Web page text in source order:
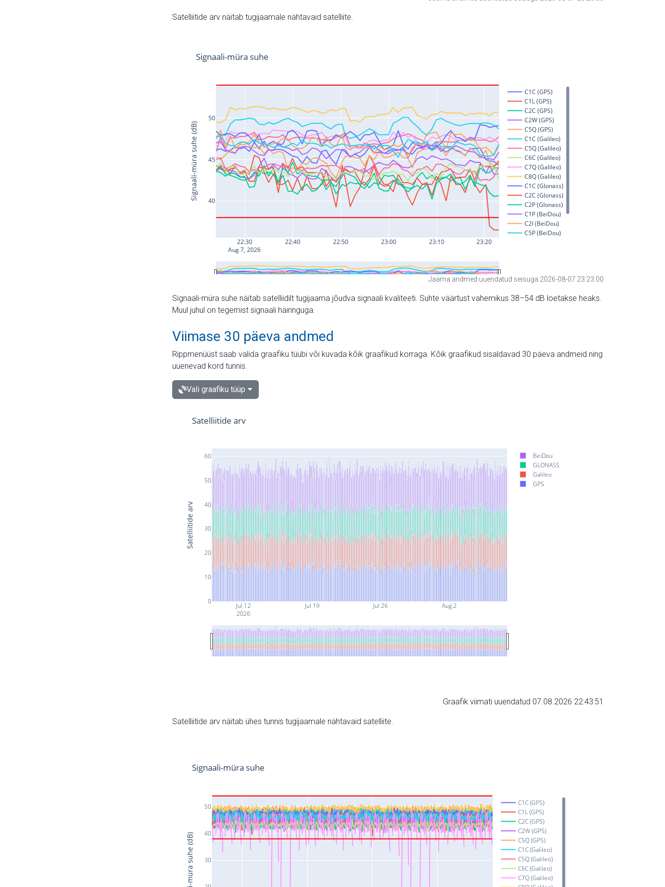
Satelliitide arv näitab tugijaamale nähtavaid satelliite.
Jaama andmed uuendatud seisuga 2026-08-07 23:23:00
Signaali-müra suhe näitab satelliidilt tugijaama jõudva signaali kvaliteeti. Suhte väärtust vahemikus 38–54 dB loetakse heaks.
Muul juhul on tegemist signaali häiringuga.
Viimase 30 päeva andmed
Rippmenüüst saab valida graafiku tüübi või kuvada kõik graafikud korraga. Kõik graafikud sisaldavad 30 päeva andmeid ning
uuenevad kord tunnis.
Vali graafiku tüüp
Jul 12
2026
Jul 19 Jul 26 Aug 2
0
10
20
30
40
50
60
BeiDou
GLONASS
Galileo
GPS
Satelliitide arv
Satelliitide arv
Graafik viimati uuendatud 07.08.2026 22:43:51
Satelliitide arv näitab ühes tunnis tugijaamale nähtavaid satelliite.
30
40
50
C1C (GPS)
C1L (GPS)
C2C (GPS)
C2W (GPS)
C5Q (GPS)
C1C (Galileo)
C5Q (Galileo)
C6C (Galileo)
C7Q (Galileo)
Signaali-müra suhe